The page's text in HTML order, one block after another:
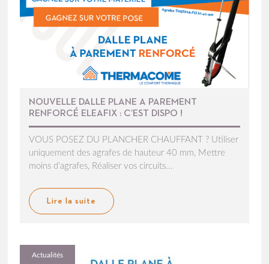
NOUVELLE DALLE PLANE A PAREMENT
RENFORCÉ ELEAFIX : C’EST DISPO !
VOUS POSEZ DU PLANCHER CHAUFFANT ? Utiliser
uniquement des agrafes de hauteur 40 mm, Mettre
moins d’agrafes, Réaliser vos circuits...
Lire la suite
Actualités